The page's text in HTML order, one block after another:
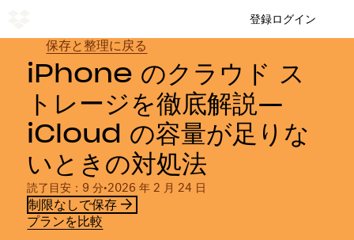
登録ログイン
保存と整理に戻る
iPhone のクラウド ス
トレージを徹底解説—
iCloud の容量が足りな
いときの対処法
読了目安：9 分•2026 年 2 月 24 日
制限なしで保存
プランを比較